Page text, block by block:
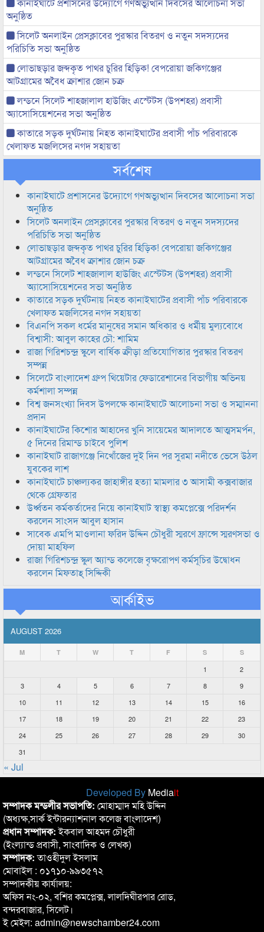
অনুষ্ঠিত
সিলেট অনলাইন প্রেসক্লাবের পুরস্কার বিতরণ ও নতুন সদস্যদের
পরিচিতি সভা অনুষ্ঠিত
লোভাছড়ার জব্দকৃত পাথর চুরির হিড়িক! বেপরোয়া জকিগঞ্জের
আটগ্রামের অবৈধ ক্রাশার জোন চক্র
লন্ডনে সিলেট শাহজালাল হাউজিং এস্টেটস (উপশহর) প্রবাসী
অ্যাসোসিয়েশনের সভা অনুষ্ঠিত
কাতারে সড়ক দুর্ঘটনায় নিহত কানাইঘাটের প্রবাসী পাঁচ পরিবারকে
খেলাফত মজলিসের নগদ সহায়তা
সর্বশেষ
কানাইঘাটে প্রশাসনের উদ্যোগে গণঅভ্যুত্থান দিবসের আলোচনা সভা
অনুষ্ঠিত
সিলেট অনলাইন প্রেসক্লাবের পুরস্কার বিতরণ ও নতুন সদস্যদের
পরিচিতি সভা অনুষ্ঠিত
লোভাছড়ার জব্দকৃত পাথর চুরির হিড়িক! বেপরোয়া জকিগঞ্জের
আটগ্রামের অবৈধ ক্রাশার জোন চক্র
লন্ডনে সিলেট শাহজালাল হাউজিং এস্টেটস (উপশহর) প্রবাসী
অ্যাসোসিয়েশনের সভা অনুষ্ঠিত
কাতারে সড়ক দুর্ঘটনায় নিহত কানাইঘাটের প্রবাসী পাঁচ পরিবারকে
খেলাফত মজলিসের নগদ সহায়তা
বিএনপি সকল ধর্মের মানুষের সমান অধিকার ও ধর্মীয় মুল্যবোধে
বিশ্বাসী: আবুল কাহের চৌ: শামিম
রাজা গিরিশচন্দ্র স্কুলে বার্ষিক ক্রীড়া প্রতিযোগিতার পুরস্কার বিতরণ
সম্পন্ন
সিলেটে বাংলাদেশ গ্রুপ থিয়েটার ফেডারেশানের বিভাগীয় অভিনয়
কর্মশালা সম্পন্ন
বিশ্ব জনসংখ্যা দিবস উপলক্ষে কানাইঘাটে আলোচনা সভা ও সম্মাননা
প্রদান
কানাইঘাটের কিশোর আহাদের খুনি সায়েমের আদালতে আত্মসমর্পন,
৫ দিনের রিমান্ড চাইবে পুলিশ
কানাইঘাট রাজাগঞ্জে নিখোঁজের দুই দিন পর সুরমা নদীতে ভেসে উঠল
যুবকের লাশ
কানাইঘাটে চাঞ্চল্যকর জাহাঙ্গীর হত্যা মামলার ৩ আসামী কক্সবাজার
থেকে গ্রেফতার
উর্ধ্বতন কর্মকর্তাদের নিয়ে কানাইঘাট স্বাস্থ্য কমপ্লেক্সে পরিদর্শন
করলেন সাংসদ আবুল হাসান
সাবেক এমপি মাওলানা ফরিদ উদ্দিন চৌধুরী স্মরণে ফ্রান্সে স্মরণসভা ও
দোয়া মাহফিল
রাজা গিরিশচন্দ্র স্কুল অ্যান্ড কলেজে বৃক্ষরোপণ কর্মসূচির উদ্বোধন
করলেন মিফতাহ্ সিদ্দিকী
আর্কাইভ
AUGUST 2026
M T W T F S S
1
2
3
4 5 6 7 8
9
10
11 12 13 14 15
16
17
18 19 20 21 22
23
24
25 26 27 28 29
30
31
« Jul
Developed By Mediait
সম্পাদক মন্ডলীর সভাপতি: মোহাম্মাদ মহি উদ্দিন
(অধ্যক্ষ,সার্ক ইন্টারন্যাশনাল কলেজ বাংলাদেশ)
প্রধান সম্পাদক:ইকবাল আহমদ চৌধুরী
(ইংল্যান্ড প্রবাসী, সাংবাদিক ও লেখক)
সম্পাদক:তাওহীদুল ইসলাম
মোবাইল : ০১৭১০-৯৯৩৫৭২
সম্পাদকীয় কার্যালয়:
অফিস নং-০২, বশির কমপ্লেক্স, লালদিঘীরপার রোড,
বন্দরবাজার, সিলেট।
ই মেইল: admin@newschamber24.com